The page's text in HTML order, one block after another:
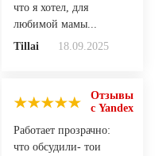
что я хотел, для
любимой мамы...
Tillai
18.09.2025
Отзывы
с Yandex
Работает прозрачно:
что обсудили- тои